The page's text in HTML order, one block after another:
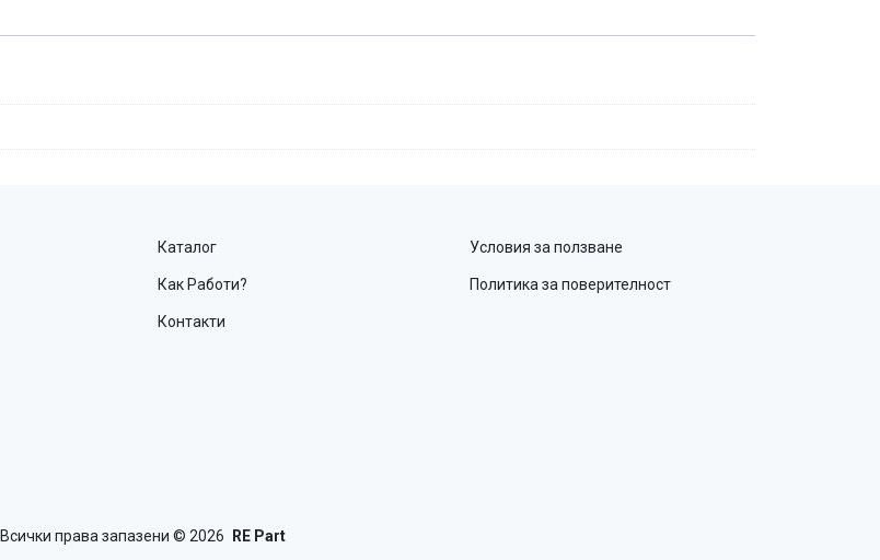
Каталог
Как Работи?
Контакти
Условия за ползване
Политика за поверителност
Всички права запазени © 2026 RE Part